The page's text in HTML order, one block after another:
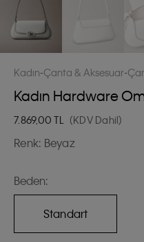
Kadın Çanta & Aksesuar
Kadın Hardware
7.869,00 TL (KDV Dahil)
Renk: Beyaz
Beden:
Standart